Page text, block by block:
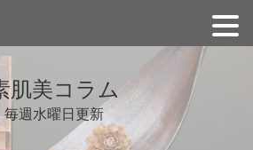
肌美コラム
毎週水曜日更新